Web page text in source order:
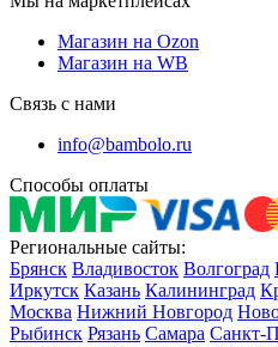
Магазин на Ozon
Магазин на WB
Связь с нами
info@bambolo.ru
Способы оплаты
Региональные сайты:
Брянск Владивосток Волгоград
Иркутск Казань Калининград
Москва Нижний Новгород
Рыбинск Рязань Самара Санкт-